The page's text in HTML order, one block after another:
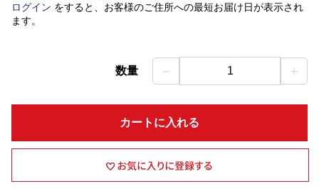
ログイン をすると、お客様のご住所への最短お届け日が表示され
ます。
数量 － 1 ＋
カートに入れる